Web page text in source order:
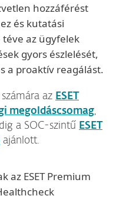
hozzáférést
és kutatási
az ügyfelek
gyors észlelését,
a proaktív reagálást.
az ESET
megoldáscsomag,
a SOC-szintű ESET
ajánlott.
az ESET Premium